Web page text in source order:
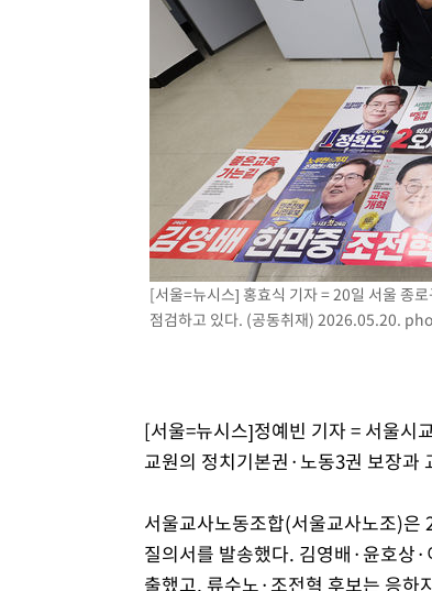
[속보] SKT, 에이닷 서비스 장애 발생…"원인 파악
[속보]합참 "북, 동해상으로 미상 발사체 발사"
'낮 최고 39도' 불볕더위…한밤 열대야도 계속[내일
[속보]7~9일 프로야구 3연전도 폭염 취소…11일 재
"韓 외환시장 개입 관측 배경엔 美의 대한국 무역적
'월드컵 탈락 후폭풍' 축구협회…초유의 압수수색
서울 낮 37.9도, 올여름 최고치 경신…영등포 순간
[속보]종합특검, 대검 추가 압수수색…내란 중요임
[속보]코스닥, 800p 회복…0.26% 오른 801.67
[속보]코스피, 301.88포인트(4.58%) 내린
[속보]원·달러 환율, 0.7원 내린 1423.8원 마감
[서울=뉴시스] 홍효식 기자 = 20일 서울 종
점검하고 있다. (공동취재) 2026.05.20.
[서울=뉴시스]정예빈 기자 = 서울시
교원의 정치기본권·노동3권 보장과
서울교사노동조합(서울교사노조)은
질의서를 발송했다. 김영배·윤호상
출했고, 류수노·조전혁 후보는 응하